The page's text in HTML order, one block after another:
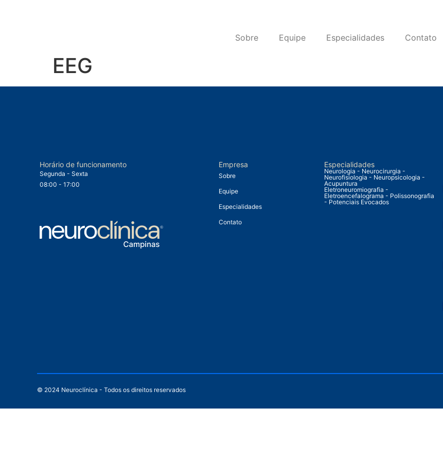
Sobre Equipe Especialidades Contato
EEG
Horário de funcionamento
Segunda - Sexta
08:00 - 17:00
Empresa
Sobre
Equipe
Especialidades
Contato
Especialidades
Neurologia - Neurocirurgia -
Neurofisiologia - Neuropsicologia -
Acupuntura
Eletroneuromiografia -
Eletroencefalograma - Polissonografia
- Potenciais Evocados
© 2024 Neuroclínica - Todos os direitos reservados